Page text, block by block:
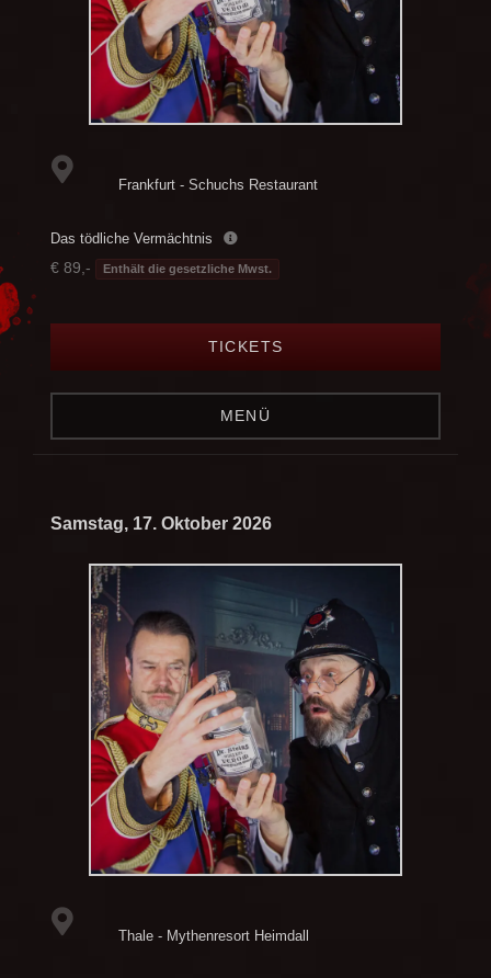
Frankfurt - Schuchs Restaurant
Das tödliche Vermächtnis
€ 89,- Enthält die gesetzliche Mwst.
TICKETS
MENÜ
Samstag, 17. Oktober 2026
Thale - Mythenresort Heimdall